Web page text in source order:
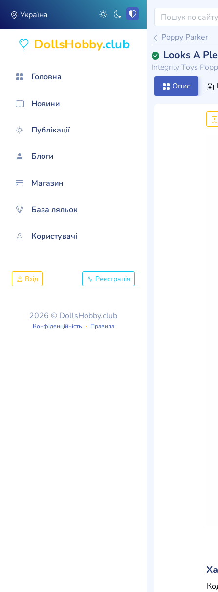
Україна
DollsHobby.club
Головна
Новини
Публікації
Блоги
Магазин
База ляльок
Користувачі
Вхід Реєстрація
2026 © DollsHobby.club
Конфіденційність Правила
Poppy Parker
Looks A
Integrity Toys
Опис